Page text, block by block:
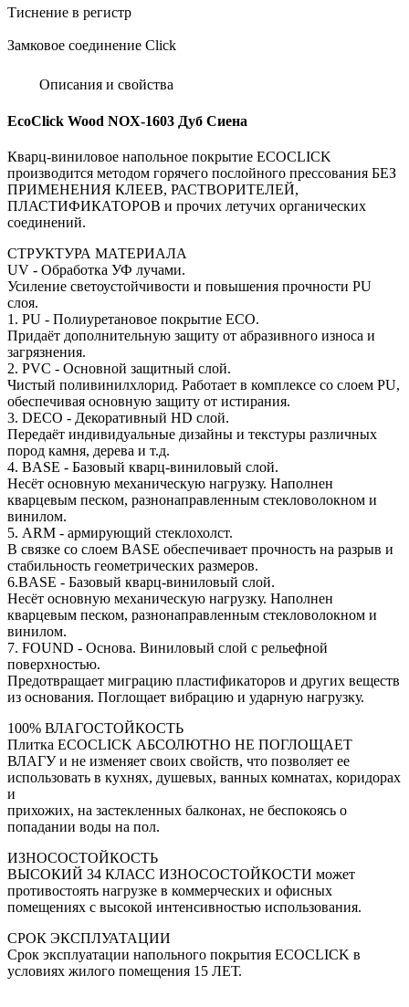
Тиснение в регистр
Замковое соединение Click
Описания и свойства
EcoClick Wood NOX-1603 Дуб Сиена
Кварц-виниловое напольное покрытие ECOCLICK
производится методом горячего послойного прессования БЕЗ
ПРИМЕНЕНИЯ КЛЕЕВ, РАСТВОРИТЕЛЕЙ,
ПЛАСТИФИКАТОРОВ и прочих летучих органических
соединений.
СТРУКТУРА МАТЕРИАЛА
UV - Обработка УФ лучами.
Усиление светоустойчивости и повышения прочности PU
слоя.
1. PU - Полиуретановое покрытие ECO.
Придаёт дополнительную защиту от абразивного износа и
загрязнения.
2. PVC - Основной защитный слой.
Чистый поливинилхлорид. Работает в комплексе со слоем PU,
обеспечивая основную защиту от истирания.
3. DECO - Декоративный HD слой.
Передаёт индивидуальные дизайны и текстуры различных
пород камня, дерева и т.д.
4. BASE - Базовый кварц-виниловый слой.
Несёт основную механическую нагрузку. Наполнен
кварцевым песком, разнонаправленным стекловолокном и
винилом.
5. ARM - армирующий стеклохолст.
В связке со слоем BASE обеспечивает прочность на разрыв и
стабильность геометрических размеров.
6.BASE - Базовый кварц-виниловый слой.
Несёт основную механическую нагрузку. Наполнен
кварцевым песком, разнонаправленным стекловолокном и
винилом.
7. FOUND - Основа. Виниловый слой с рельефной
поверхностью.
Предотвращает миграцию пластификаторов и других веществ
из основания. Поглощает вибрацию и ударную нагрузку.
100% ВЛАГОСТОЙКОСТЬ
Плитка ECOCLICK АБСОЛЮТНО НЕ ПОГЛОЩАЕТ
ВЛАГУ и не изменяет своих свойств, что позволяет ее
использовать в кухнях, душевых, ванных комнатах, коридорах
и
прихожих, на застекленных балконах, не беспокоясь о
попадании воды на пол.
ИЗНОСОСТОЙКОСТЬ
ВЫСОКИЙ 34 КЛАСС ИЗНОСОСТОЙКОСТИ может
противостоять нагрузке в коммерческих и офисных
помещениях с высокой интенсивностью использования.
СРОК ЭКСПЛУАТАЦИИ
Срок эксплуатации напольного покрытия ECOCLICK в
условиях жилого помещения 15 ЛЕТ.